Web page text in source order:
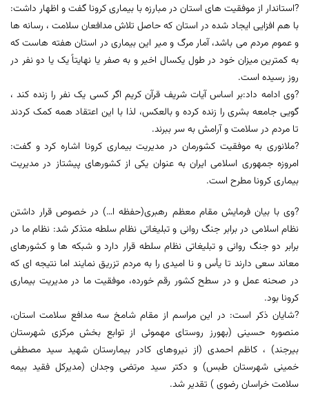
?استاندار از موفقیت های استان در مبارزه با بیماری کرونا گفت و اظهار داشت:
با هم افزایی ایجاد شده در استان که حاصل تلاش مدافعان سلامت ، رسانه ها
و عموم مردم می باشد، آمار مرگ و میر این بیماری در استان هفته هاست که
به کمترین میزان خود در طول یکسال اخیر و به صفر یا نهایتاً یک یا دو نفر در
روز رسیده است.
?وی ادامه داد:بر اساس آیات شریف قرآن کریم اگر کسی یک نفر را زنده کند ،
گویی جامعه بشری را زنده کرده و بالعکس، لذا با این اعتقاد همه کمک کردند
تا مردم در سلامت و آرامش به سر ببرند.
?ملانوری به موفقیت کشورمان در مدیریت بیماری کرونا اشاره کرد و گفت:
امروزه جمهوری اسلامی ایران به عنوان یکی از کشورهای پیشتاز در مدیریت
بیماری کرونا مطرح است.
?وی با بیان فرمایش مقام معظم رهبری(حفظه ا…) در خصوص قرار داشتن
نظام اسلامی در برابر جنگ روانی و تبلیغاتی نظام سلطه متذکر شد: نظام ما در
برابر دو جنگ روانی و تبلیغاتی نظام سلطه قرار دارد و شبکه ها و کشورهای
معاند سعی دارند تا یأس و نا امیدی را به مردم تزریق نمایند اما نتیجه ای که
در صحنه عمل و در سطح کشور رقم خورده، موفقیت ما در مدیریت بیماری
کرونا بود.
?شایان ذکر است: در این مراسم از مقام شامخ سه مدافع سلامت استان،
منصوره حسینی (بهورز روستای مهموئی از توابع بخش مرکزی شهرستان
بیرجند) ، کاظم احمدی (از نیروهای کادر بیمارستان شهید سید مصطفی
خمینی شهرستان طبس) و دکتر سید مرتضی وجدان (مدیرکل فقید بیمه
سلامت خراسان رضوی ) تقدیر شد.